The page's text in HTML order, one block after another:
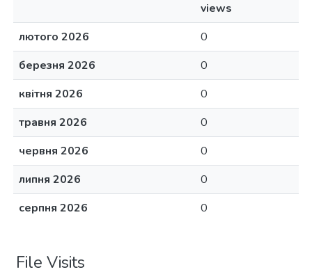
views
лютого 2026
0
березня 2026
0
квітня 2026
0
травня 2026
0
червня 2026
0
липня 2026
0
серпня 2026
0
File Visits